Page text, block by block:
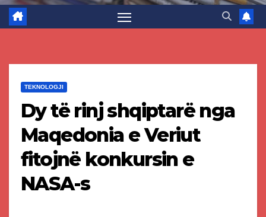
TEKNOLOGJI
Dy të rinj shqiptarë nga
Maqedonia e Veriut
fitojnë konkursin e
NASA-s